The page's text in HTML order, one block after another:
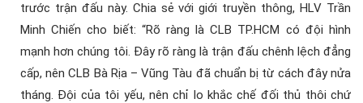
trước trận đấu này. Chia sẻ với giới truyền thông, HLV Trần
Minh Chiến cho biết: “Rõ ràng là CLB TP.HCM có đội hình
mạnh hơn chúng tôi. Đây rõ ràng là trận đấu chênh lệch đẳng
cấp, nên CLB Bà Rịa – Vũng Tàu đã chuẩn bị từ cách đây nửa
tháng. Đội của tôi yếu, nên chỉ lo khắc chế đối thủ thôi chứ